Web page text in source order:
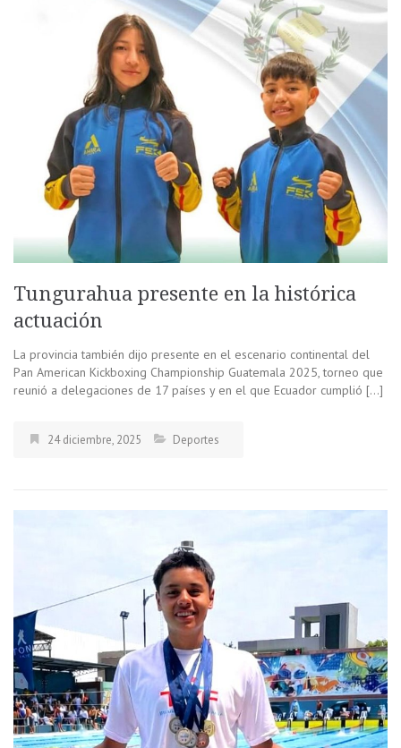
Tungurahua presente en la histórica
actuación
La provincia también dijo presente en el escenario continental del
Pan American Kickboxing Championship Guatemala 2025, torneo que
reunió a delegaciones de 17 países y en el que Ecuador cumplió […]
24 diciembre, 2025 Deportes